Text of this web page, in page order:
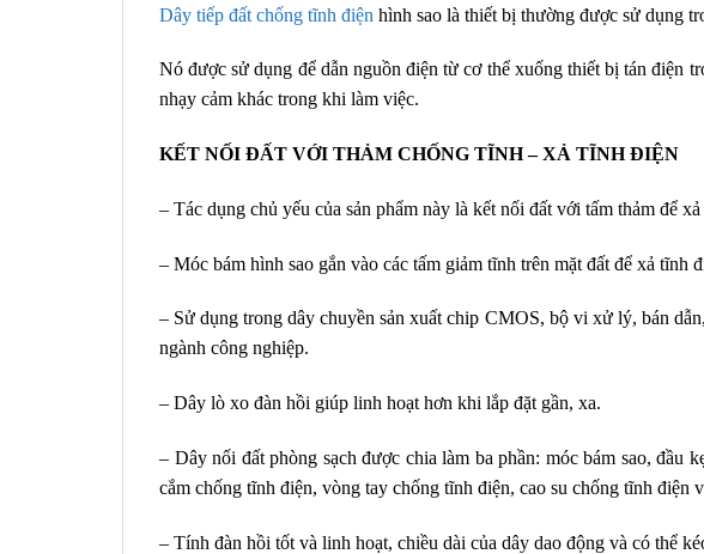
Dây tiếp đất chống tĩnh điện hình sao là thiết bị thường được sử dụng
Nó được sử dụng để dẫn nguồn điện từ cơ thể xuống thiết bị tán điện
nhạy cảm khác trong khi làm việc.
KẾT NỐI ĐẤT VỚI THẢM CHỐNG TĨNH – XẢ TĨNH ĐIỆN
– Tác dụng chủ yếu của sản phẩm này là kết nối đất với tấm thảm để
– Móc bám hình sao gắn vào các tấm giảm tĩnh trên mặt đất để xả tĩnh
– Sử dụng trong dây chuyền sản xuất chip CMOS, bộ vi xử lý, bán
ngành công nghiệp.
– Dây lò xo đàn hồi giúp linh hoạt hơn khi lắp đặt gần, xa.
– Dây nối đất phòng sạch được chia làm ba phần: móc bám sao,
cắm chống tĩnh điện, vòng tay chống tĩnh điện, cao su chống tĩnh điện
– Tính đàn hồi tốt và linh hoạt, chiều dài của dây dao động và có thể